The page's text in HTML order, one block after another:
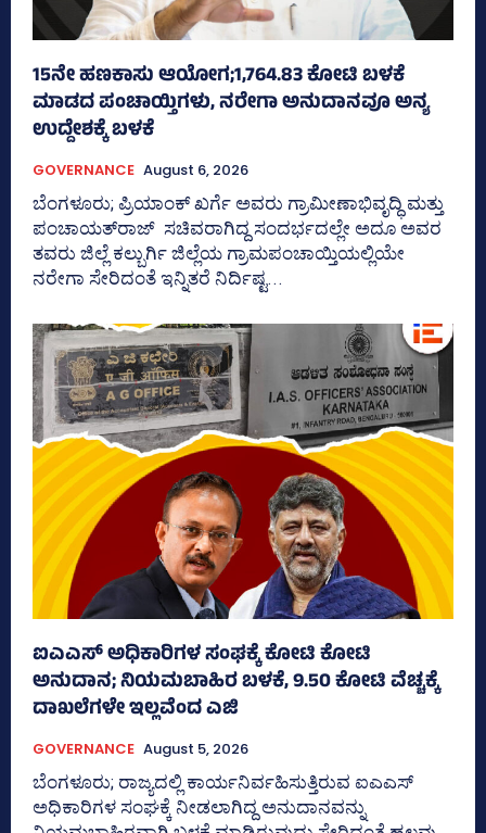
15ನೇ ಹಣಕಾಸು ಆಯೋಗ;1,764.83 ಕೋಟಿ ಬಳಕೆ
ಮಾಡದ ಪಂಚಾಯ್ತಿಗಳು, ನರೇಗಾ ಅನುದಾನವೂ ಅನ್ಯ
ಉದ್ದೇಶಕ್ಕೆ ಬಳಕೆ
GOVERNANCE August 6, 2026
ಬೆಂಗಳೂರು; ಪ್ರಿಯಾಂಕ್‌ ಖರ್ಗೆ ಅವರು ಗ್ರಾಮೀಣಾಭಿವೃದ್ಧಿ ಮತ್ತು
ಪಂಚಾಯತ್‌ರಾಜ್‌ ಸಚಿವರಾಗಿದ್ದ ಸಂದರ್ಭದಲ್ಲೇ ಅದೂ ಅವರ
ತವರು ಜಿಲ್ಲೆ ಕಲ್ಬುರ್ಗಿ ಜಿಲ್ಲೆಯ ಗ್ರಾಮಪಂಚಾಯ್ತಿಯಲ್ಲಿಯೇ
ನರೇಗಾ ಸೇರಿದಂತೆ ಇನ್ನಿತರೆ ನಿರ್ದಿಷ್ಟ...
ಐಎಎಸ್‌ ಅಧಿಕಾರಿಗಳ ಸಂಘಕ್ಕೆ ಕೋಟಿ ಕೋಟಿ
ಅನುದಾನ; ನಿಯಮಬಾಹಿರ ಬಳಕೆ, 9.50 ಕೋಟಿ ವೆಚ್ಚಕ್ಕೆ
ದಾಖಲೆಗಳೇ ಇಲ್ಲವೆಂದ ಎಜಿ
GOVERNANCE August 5, 2026
ಬೆಂಗಳೂರು; ರಾಜ್ಯದಲ್ಲಿ ಕಾರ್ಯನಿರ್ವಹಿಸುತ್ತಿರುವ ಐಎಎಸ್‌
ಅಧಿಕಾರಿಗಳ ಸಂಘಕ್ಕೆ ನೀಡಲಾಗಿದ್ದ ಅನುದಾನವನ್ನು